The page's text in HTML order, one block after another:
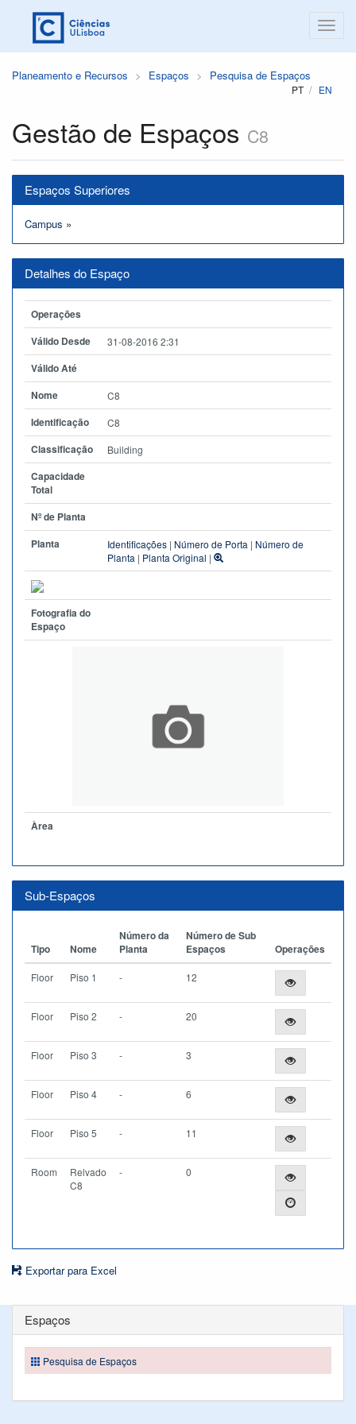
Planeamento e Recursos Espaços Pesquisa de Espaços
PT EN
Gestão de Espaços C8
Espaços Superiores
Campus »
Detalhes do Espaço
Operações
Válido Desde
31-08-2016 2:31
Válido Até
Nome
C8
Identificação C8
Classificação Building
Capacidade
Total
Nº de Planta
Planta
Identificações | Número de Porta | Número de
Planta | Planta Original |
Fotografia do
Espaço
Àrea
Sub-Espaços
Tipo Nome
Número da
Planta
Número de Sub
Espaços
Operações
Floor Piso 1 - 12
Floor Piso 2 - 20
Floor Piso 3 - 3
Floor Piso 4 - 6
Floor Piso 5 - 11
Room
Relvado
C8
- 0
Exportar para Excel
Espaços
Pesquisa de Espaços